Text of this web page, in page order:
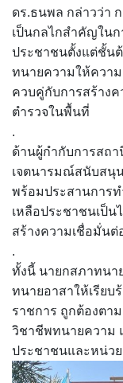
ดร.ธนพล กล่าวว่า
เป็นกลไกสำคัญใน
ประชาชนตั้งแต่ชั้น
ทนายความให้ควา
ควบคู่กับการสร้างค
ตำรวจในพื้นที่
.
ด้านผู้กำกับการสถา
เจตนารมณ์สนับสนุ
พร้อมประสานการท
เหลือประชาชนเป็น
สร้างความเชื่อมั่น
.
ทั้งนี้ นายกสภาทนา
ทนายอาสาให้เรียบ
ราชการ ถูกต้องตา
วิชาชีพทนายความ
ประชาชนและหน่ว